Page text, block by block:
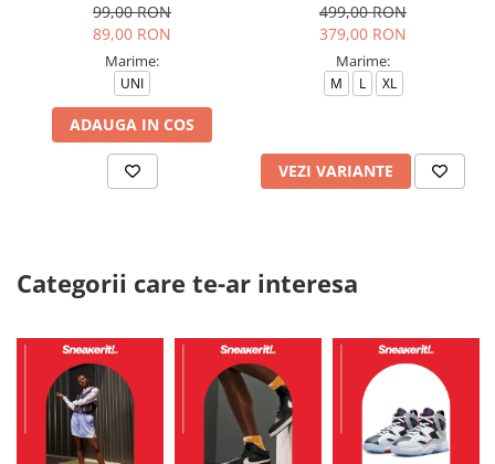
99,00 RON
89,00 RON
Marime:
UNI
ADAUGA IN COS
499,00 RON
379,00 RON
Marime:
M L XL
VEZI VARIANTE
Categorii care te-ar interesa